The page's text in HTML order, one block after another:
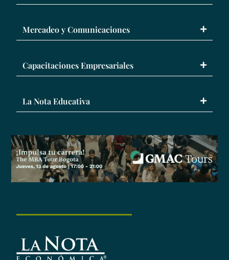
Mercadeo y Comunicaciones
Capacitaciones Empresariales
La Nota Educativa